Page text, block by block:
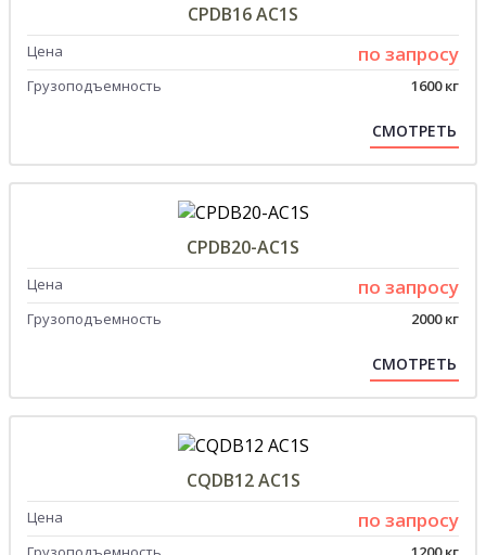
CPDB16 AC1S
Цена по запросу
Грузоподъемность 1600 кг
СМОТРЕТЬ
CPDB20-AC1S
Цена по запросу
Грузоподъемность 2000 кг
СМОТРЕТЬ
CQDB12 AС1S
Цена по запросу